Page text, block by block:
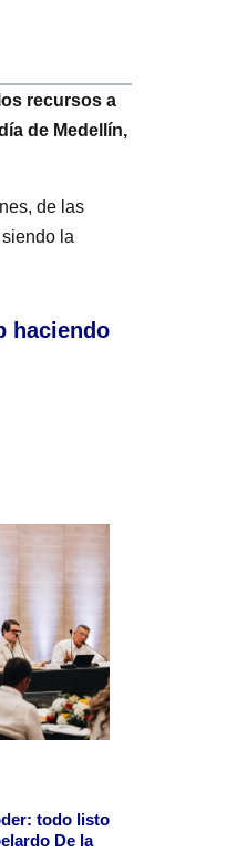
recursos a
de Medellín,
de las
la
haciendo
todo listo
De la